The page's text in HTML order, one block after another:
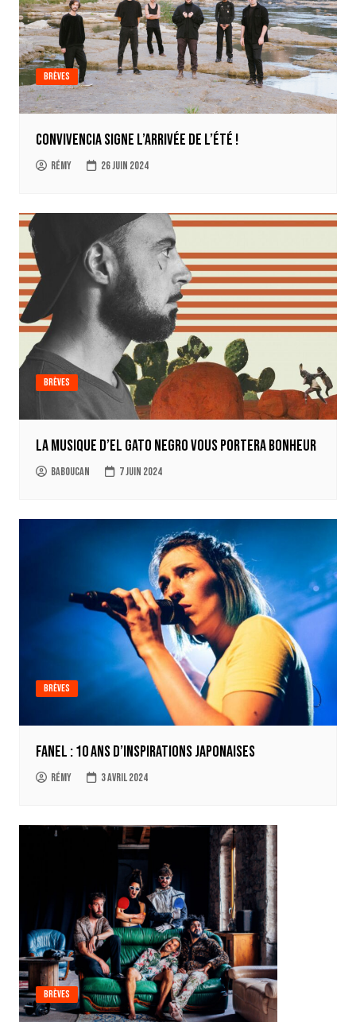
Brèves
Convivencia signe l’arrivée de l’été !
Rémy 26 juin 2024
Brèves
La musique d’El Gato Negro vous portera bonheur
Baboucan 7 juin 2024
Brèves
Fanel : 10 ans d’inspirations japonaises
Rémy 3 avril 2024
Brèves